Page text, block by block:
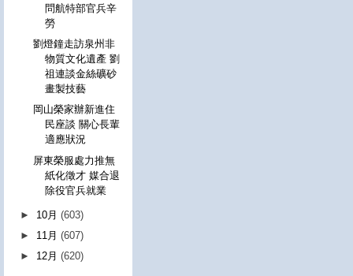
問航特部官兵辛
勞
劉燈鐘走訪泉州非
物質文化遺產 劉
祖連談金絲礦砂
畫製技藝
岡山榮家辦新進住
民座談 關心長輩
適應狀況
屏東榮服處力推無
紙化徵才 媒合退
除役官兵就業
► 10月(603)
► 11月(607)
► 12月(620)